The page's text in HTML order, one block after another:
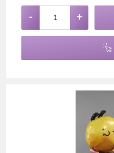
- +